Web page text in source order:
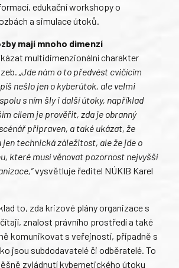
edukační workshopy o
a simulace útoků.
mají mnoho dimenzí
multidimenzionální charakter
„Jde nám o to předvést cvičícím
nešlo jen o kyberútok, ale velmi
s ním šly i další útoky, například
cílem je prověřit, zda je obranný
připraven, a také ukázat, že
jen technická záležitost, ale že jde o
které musí věnovat pozornost nejvyšší
vysvětluje ředitel NÚKIB Karel
to, zda krizové plány organizace s
znalost právního prostředí a také
komunikovat s veřejností, případně s
jsou subdodavatelé či odběratelé. To
zvládnutí kybernetického útoku